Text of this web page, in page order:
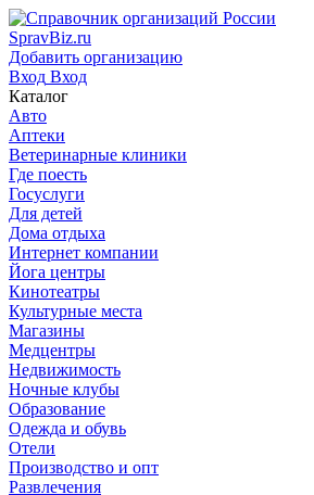
SpravBiz.ru
Добавить организацию
Вход Вход
Каталог
Авто
Аптеки
Ветеринарные клиники
Где поесть
Госуслуги
Для детей
Дома отдыха
Интернет компании
Йога центры
Кинотеатры
Культурные места
Магазины
Медцентры
Недвижимость
Ночные клубы
Образование
Одежда и обувь
Отели
Производство и опт
Развлечения